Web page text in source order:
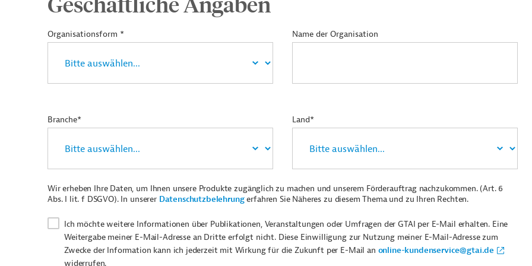
Organisationsform * Name der Organisation
Branche* Land*
Wir erheben Ihre Daten, um Ihnen unsere Produkte zugänglich zu machen und unserem Förderauftrag nachzukommen. (Art. 6
Abs. I lit. f DSGVO). In unserer Datenschutzbelehrungerfahren Sie Näheres zu diesem Thema und zu Ihren Rechten.
Ich möchte weitere Informationen über Publikationen, Veranstaltungen oder Umfragen der GTAI per E-Mail erhalten. Eine
Weitergabe meiner E-Mail-Adresse an Dritte erfolgt nicht. Diese Einwilligung zur Nutzung meiner E-Mail-Adresse zum
Zwecke der Information kann ich jederzeit mit Wirkung für die Zukunft per E-Mail an online-kundenservice@gtai.de
widerrufen.